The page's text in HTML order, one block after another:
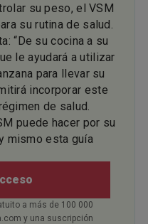
su peso, el VSM
su rutina de salud.
“De su cocina a su
le ayudará a utilizar
para llevar su
incorporar este
de salud.
puede hacer por su
mismo esta guía
a más de 100 000
y una suscripción